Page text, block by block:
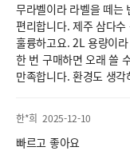
무라벨이라 라벨을 떼는
편리합니다. 제주 삼다
훌륭하고요. 2L 용량이
한 번 구매하면 오래 쓸
만족합니다. 환경도 생
한*희 2025-12-10
빠르고 좋아요